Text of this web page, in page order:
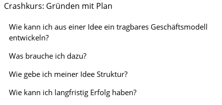
Crashkurs: Gründen mit Plan
Wie kann ich aus einer Idee ein tragbares Geschäftsmodell
entwickeln?
Was brauche ich dazu?
Wie gebe ich meiner Idee Struktur?
Wie kann ich langfristig Erfolg haben?